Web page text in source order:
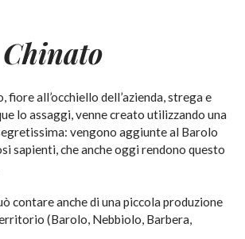
fiore all’occhiello dell’azienda, strega e
lo assaggi, venne creato utilizzando una
vengono aggiunte al Barolo
sapienti, che anche oggi rendono questo
contare anche di una piccola produzione
(Barolo, Nebbiolo, Barbera,